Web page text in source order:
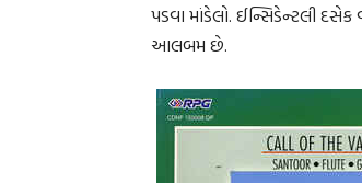
પડવા માંડેલો. ઈન્સિડેન્ટલી
આલબમ છે.